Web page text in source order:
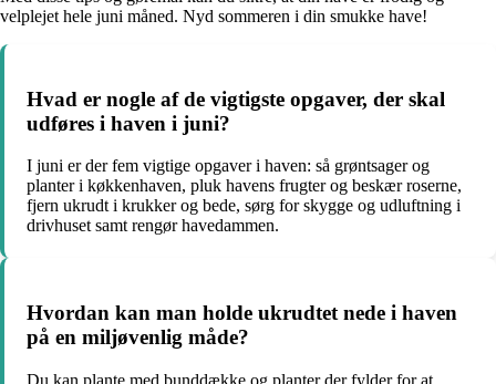
velplejet hele juni måned. Nyd sommeren i din smukke have!
Hvad er nogle af de vigtigste opgaver, der skal
udføres i haven i juni?
I juni er der fem vigtige opgaver i haven: så grøntsager og
planter i køkkenhaven, pluk havens frugter og beskær roserne,
fjern ukrudt i krukker og bede, sørg for skygge og udluftning i
drivhuset samt rengør havedammen.
Hvordan kan man holde ukrudtet nede i haven
på en miljøvenlig måde?
Du kan plante med bunddække og planter der fylder for at